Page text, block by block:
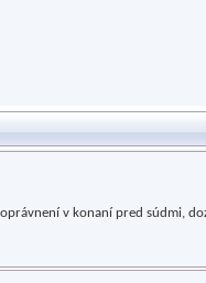
v konaní pred súdmi,